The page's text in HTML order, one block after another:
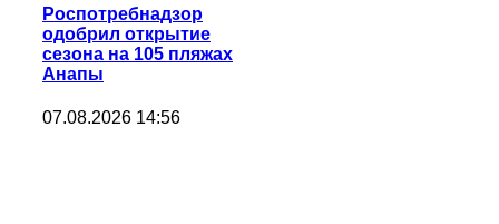
Роспотребнадзор
одобрил открытие
сезона на 105 пляжах
Анапы
07.08.2026 14:56